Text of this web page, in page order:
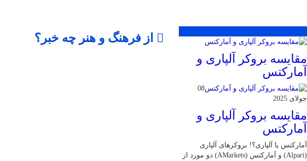
مقایسه بروکر آلپاری و
آمارکتس
08
جولای 2025
مقایسه بروکر آلپاری و
آمارکتس
آمارکتس یا آلپاری؟! بروکرهای آلپاری
(Alpari) و آمارکتس (AMarkets) دو مورد از
از فرهنگ و هنر چه خبر؟